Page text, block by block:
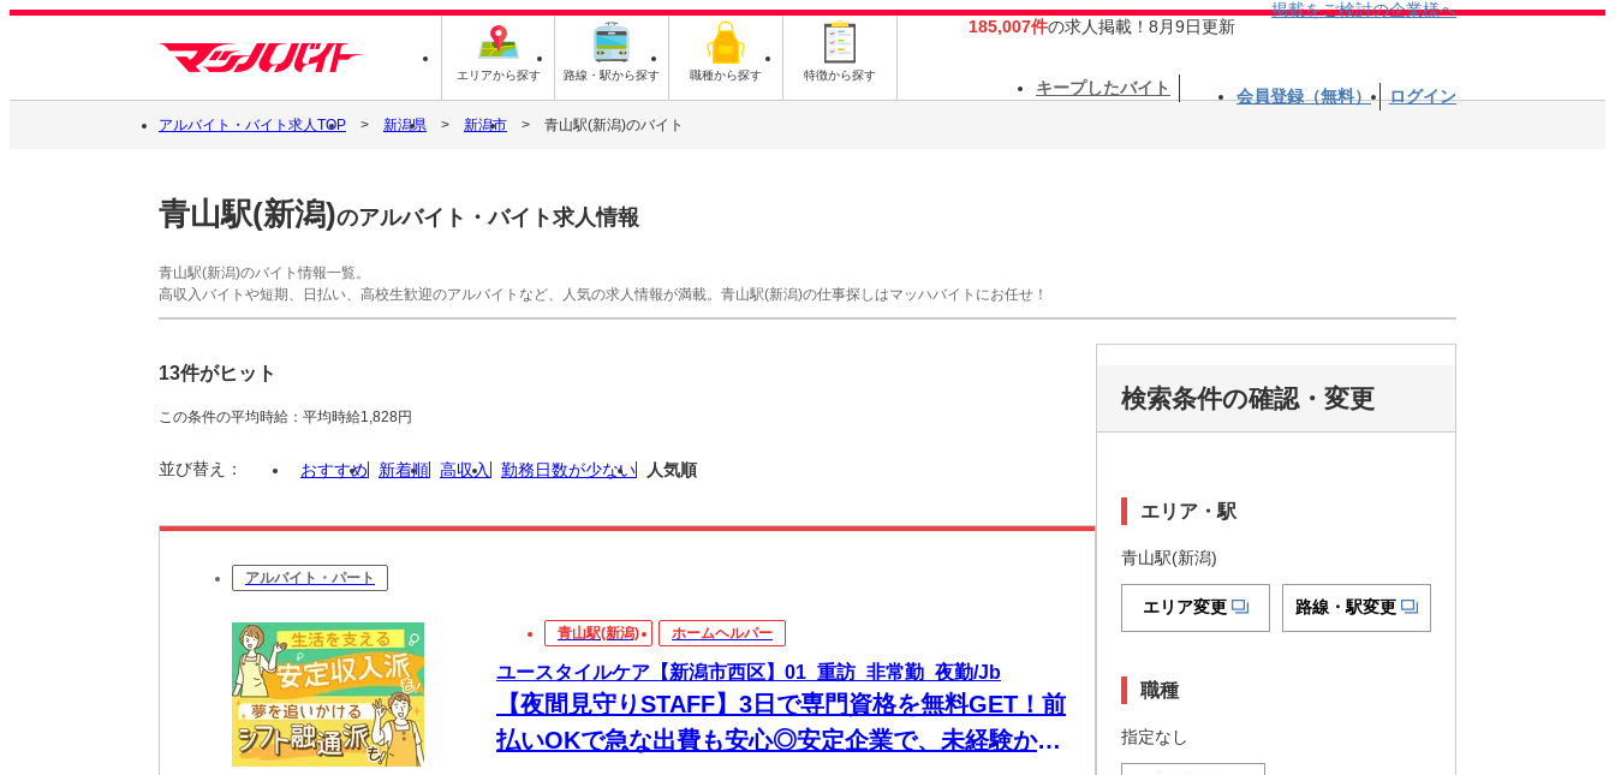
エリアから探す 路線・駅から探す 職種から探す 特徴から探す
185,007件の求人掲載！8月9日更新
掲載をご検討の企業様へ
キープしたバイト 会員登録（無料） ログイン
アルバイト・バイト求人TOP 新潟県 新潟市 青山駅(新潟)のバイト
青山駅(新潟)のアルバイト・バイト求人情報
青山駅(新潟)のバイト情報一覧。
高収入バイトや短期、日払い、高校生歓迎のアルバイトなど、人気の求人情報が満載。青山駅(新潟)の仕事探しはマッハバイトにお任せ！
13件がヒット
この条件の平均時給：平均時給1,828円
並び替え： おすすめ 新着順 高収入 勤務日数が少ない 人気順
アルバイト・パート
青山駅(新潟) ホームヘルパー
ユースタイルケア【新潟市西区】01_重訪_非常勤_夜勤/Jb
【夜間見守りSTAFF】3日で専門資格を無料GET！前
払いOKで急な出費も安心◎安定企業で、未経験から
検索条件の確認・変更
エリア・駅
青山駅(新潟)
エリア変更 路線・駅変更
職種
指定なし